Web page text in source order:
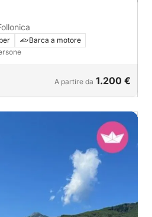
Barca a motore
A partire da 1.200 €